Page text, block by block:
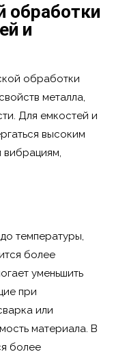
обработки
и
обработки
металла,
Для емкостей и
высоким
вибрациям,
температуры,
более
уменьшить
при
или
материала. В
более